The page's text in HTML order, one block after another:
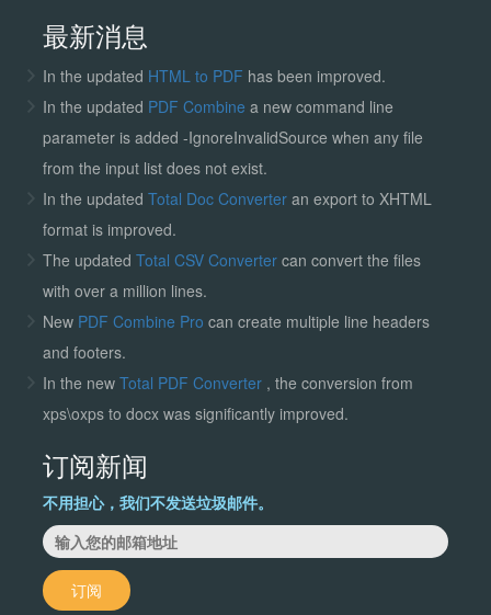
最新消息
In the updated HTML to PDF has been improved.
In the updated PDF Combine a new command line
parameter is added -IgnoreInvalidSource when any file
from the input list does not exist.
In the updated Total Doc Converter an export to XHTML
format is improved.
The updated Total CSV Convertercan convert the files
with over a million lines.
New PDF Combine Pro can create multiple line headers
and footers.
In the new Total PDF Converter , the conversion from
xps\oxps to docx was significantly improved.
订阅新闻
不用担心，我们不发送垃圾邮件。
订阅